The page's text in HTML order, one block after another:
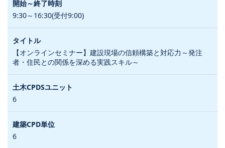
9:30～16:30(受付9:00)
【オンラインセミナー】建設現場の信頼構築と対応力～発注
者・住民との関係を深める実践スキル～
6
6